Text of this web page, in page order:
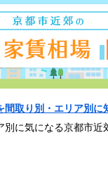
間取り別・エリア別に
別に気になる京都市近